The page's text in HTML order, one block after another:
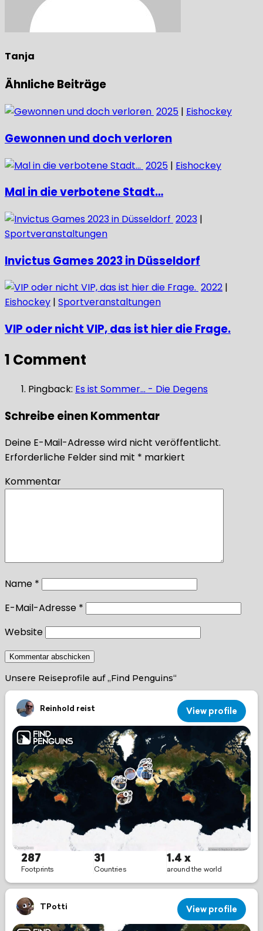
Tanja
Ähnliche Beiträge
2025 | Eishockey
Gewonnen und doch verloren
2025 | Eishockey
Mal in die verbotene Stadt…
2023 |
Sportveranstaltungen
Invictus Games 2023 in Düsseldorf
2022 |
Eishockey | Sportveranstaltungen
VIP oder nicht VIP, das ist hier die Frage.
1 Comment
Pingback: Es ist Sommer... - Die Degens
Schreibe einen Kommentar
Deine E-Mail-Adresse wird nicht veröffentlicht.
Erforderliche Felder sind mit * markiert
Kommentar
Name *
E-Mail-Adresse *
Website
Unsere Reiseprofile auf „Find Penguins“